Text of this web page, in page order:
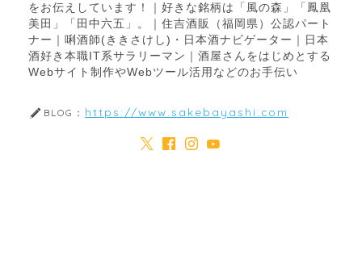
をお伝えしています！｜好きな銘柄は「風の森」「鳳凰
美田」「田中六五」。｜住吉酒販（福岡県）公認パート
ナー｜唎酒師(ききさけし)・日本酒ナビゲーター｜日本
酒好き本職IT系サラリーマン｜酒屋さんをはじめとする
Webサイト制作やWebツール活用などのお手伝い
BLOG： https://www.sakebayashi.com